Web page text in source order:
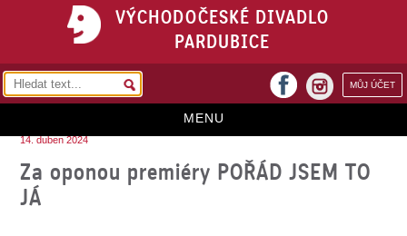
VÝCHODOČESKÉ DIVADLO
PARDUBICE
MŮJ ÚČET
facebook
MENU
14. duben 2024
Za oponou premiéry POŘÁD JSEM TO
JÁ